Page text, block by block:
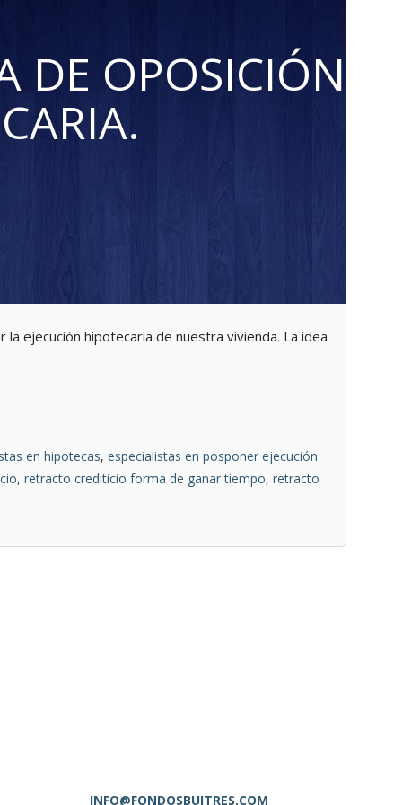
DE OPOSICIÓN
ejecución hipotecaria de nuestra vivienda. La idea
en hipotecas, especialistas en posponer ejecución
, retracto crediticio forma de ganar tiempo, retracto
INFO@FONDOSBUITRES.COM